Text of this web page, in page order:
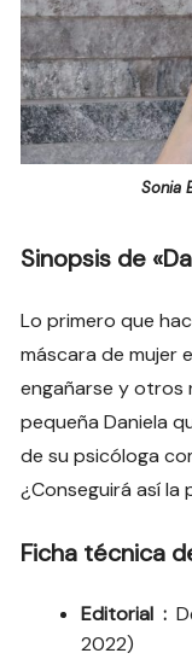
Sonia
Sinopsis de
Lo primero que
máscara de mujer
engañarse y otros
pequeña Daniela
de su psicóloga
¿Conseguirá así
Ficha técnica
Editorial ‏ : ‎
2022)